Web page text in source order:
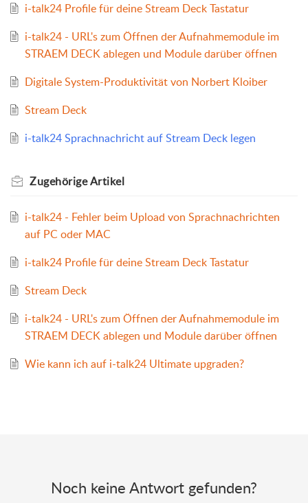
i-talk24 Profile für deine Stream Deck Tastatur
i-talk24 - URL's zum Öffnen der Aufnahmemodule im
STRAEM DECK ablegen und Module darüber öffnen
Digitale System-Produktivität von Norbert Kloiber
Stream Deck
i-talk24 Sprachnachricht auf Stream Deck legen
ZugehörigeArtikel
i-talk24 - Fehler beim Upload von Sprachnachrichten
auf PC oder MAC
i-talk24 Profile für deine Stream Deck Tastatur
Stream Deck
i-talk24 - URL's zum Öffnen der Aufnahmemodule im
STRAEM DECK ablegen und Module darüber öffnen
Wie kann ich auf i-talk24 Ultimate upgraden?
Noch keine Antwort gefunden?